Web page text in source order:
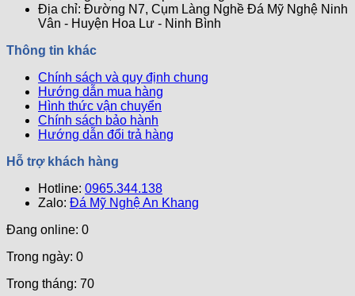
Hiệu
Quả
Đáp
Tổ
Tiên
Chuẩn
Thủy
–
Bí
Quyết
Mang
Lại
Bình
Và
May
Mộ
Đẹp
và
Nghi
Ch0
Khu
Lăng
Mộ
Địa chỉ: Đường N7, Cụm Làng Nghề Đá Mỹ Nghệ Ninh
Vân - Huyện Hoa Lư - Ninh Bình
Thông tin khác
Chính sách và quy định chung
Hướng dẫn mua hàng
Hình thức vận chuyển
Chính sách bảo hành
Hướng dẫn đổi trả hàng
Hỗ trợ khách hàng
Hotline: 0965.344.138
Zalo: Đá Mỹ Nghệ An Khang
Đang online: 0
Trong ngày: 0
Trong tháng: 70